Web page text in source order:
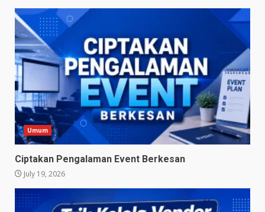
Umum
Ciptakan Pengalaman Event Berkesan
July 19, 2026